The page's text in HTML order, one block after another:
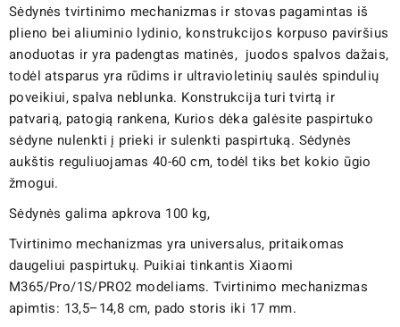
Sėdynės tvirtinimo mechanizmas ir stovas pagamintas iš
plieno bei aliuminio lydinio, konstrukcijos korpuso paviršius
anoduotas ir yra padengtas matinės, juodos spalvos dažais,
todėl atsparus yra rūdims ir ultravioletinių saulės spindulių
poveikiui, spalva neblunka. Konstrukcija turi tvirtą ir
patvarią, patogią rankena, Kurios dėka galėsite paspirtuko
sėdyne nulenkti į prieki ir sulenkti paspirtuką. Sėdynės
aukštis reguliuojamas 40-60 cm, todėl tiks bet kokio ūgio
žmogui.
Sėdynės galima apkrova 100 kg,
Tvirtinimo mechanizmas yra universalus, pritaikomas
daugeliui paspirtukų. Puikiai tinkantis Xiaomi
M365/Pro/1S/PRO2 modeliams. Tvirtinimo mechanizmas
apimtis: 13,5–14,8 cm, pado storis iki 17 mm.